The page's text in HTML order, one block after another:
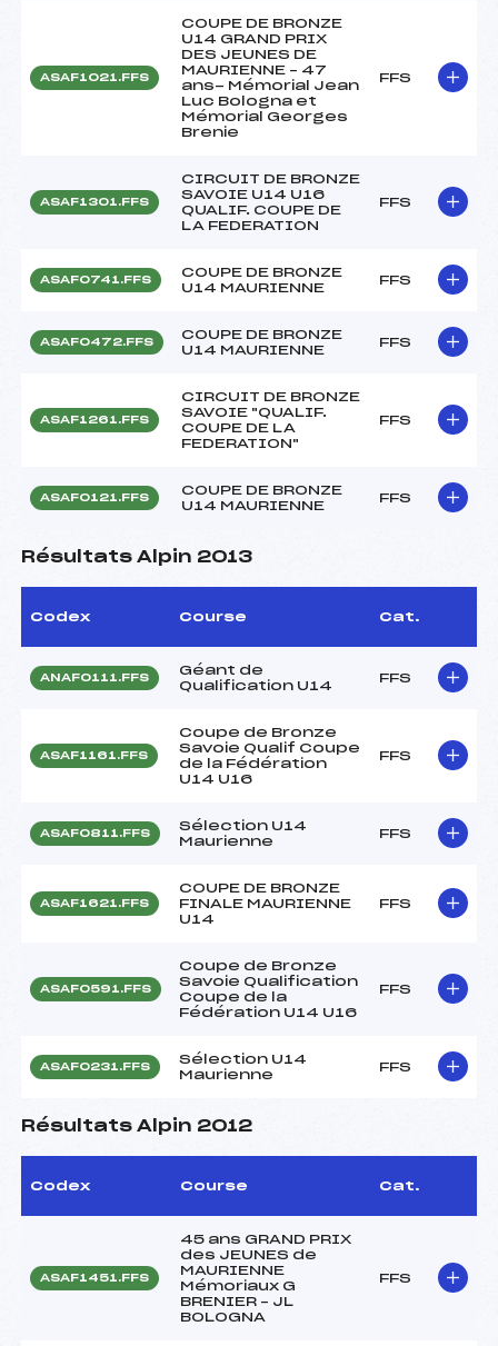
ASAF1021.FFS
COUPE DE BRONZE
U14 GRAND PRIX
DES JEUNES DE
MAURIENNE – 47
ans- Mémorial Jean
Luc Bologna et
Mémorial Georges
Brenie
FFS
ASAF1301.FFS
CIRCUIT DE BRONZE
SAVOIE U14 U16
QUALIF. COUPE DE
LA FEDERATION
FFS
ASAF0741.FFS
COUPE DE BRONZE
U14 MAURIENNE
FFS
ASAF0472.FFS
COUPE DE BRONZE
U14 MAURIENNE
FFS
ASAF1261.FFS
CIRCUIT DE BRONZE
SAVOIE "QUALIF.
COUPE DE LA
FEDERATION"
FFS
ASAF0121.FFS
COUPE DE BRONZE
U14 MAURIENNE
FFS
Résultats Alpin 2013
Codex Course Cat.
ANAF0111.FFS
Géant de
Qualification U14
FFS
ASAF1161.FFS
Coupe de Bronze
Savoie Qualif Coupe
de la Fédération
U14 U16
FFS
ASAF0811.FFS
Sélection U14
Maurienne
FFS
ASAF1621.FFS
COUPE DE BRONZE
FINALE MAURIENNE
U14
FFS
ASAF0591.FFS
Coupe de Bronze
Savoie Qualification
Coupe de la
Fédération U14 U16
FFS
ASAF0231.FFS
Sélection U14
Maurienne
FFS
Résultats Alpin 2012
Codex Course Cat.
ASAF1451.FFS
45 ans GRAND PRIX
des JEUNES de
MAURIENNE
Mémoriaux G
BRENIER – JL
BOLOGNA
FFS